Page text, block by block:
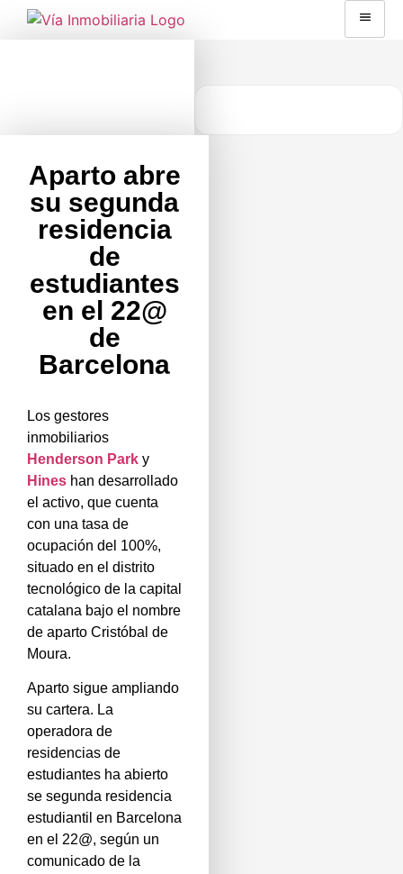
Aparto abre
su segunda
residencia
de
estudiantes
en el 22@
de
Barcelona
Los gestores
inmobiliarios
Henderson Park y
Hines han desarrollado
el activo, que cuenta
con una tasa de
ocupación del 100%,
situado en el distrito
tecnológico de la capital
catalana bajo el nombre
de aparto Cristóbal de
Moura.
Aparto sigue ampliando
su cartera. La
operadora de
residencias de
estudiantes ha abierto
se segunda residencia
estudiantil en Barcelona
en el 22@, según un
comunicado de la